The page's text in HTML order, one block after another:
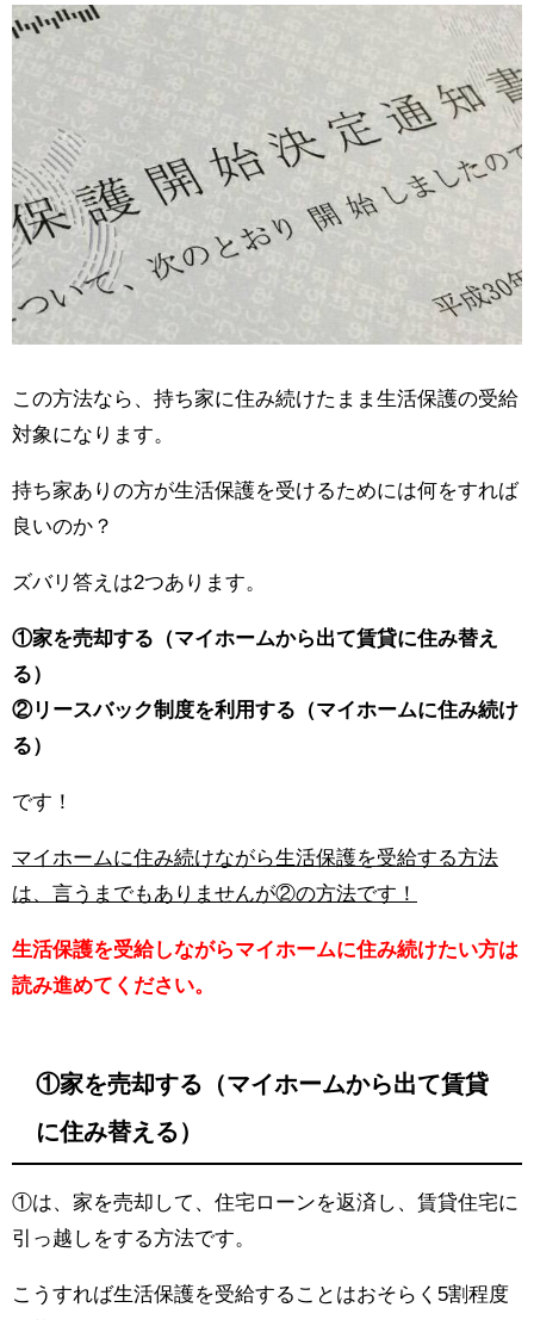
この方法なら、持ち家に住み続けたまま生活保護の受給
対象になります。
持ち家ありの方が生活保護を受けるためには何をすれば
良いのか？
ズバリ答えは2つあります。
①家を売却する（マイホームから出て賃貸に住み替え
る）
②リースバック制度を利用する（マイホームに住み続け
る）
です！
マイホームに住み続けながら生活保護を受給する方法
は、言うまでもありませんが②の方法です！
生活保護を受給しながらマイホームに住み続けたい方は
読み進めてください。
①家を売却する（マイホームから出て賃貸
に住み替える）
①は、家を売却して、住宅ローンを返済し、賃貸住宅に
引っ越しをする方法です。
こうすれば生活保護を受給することはおそらく5割程度